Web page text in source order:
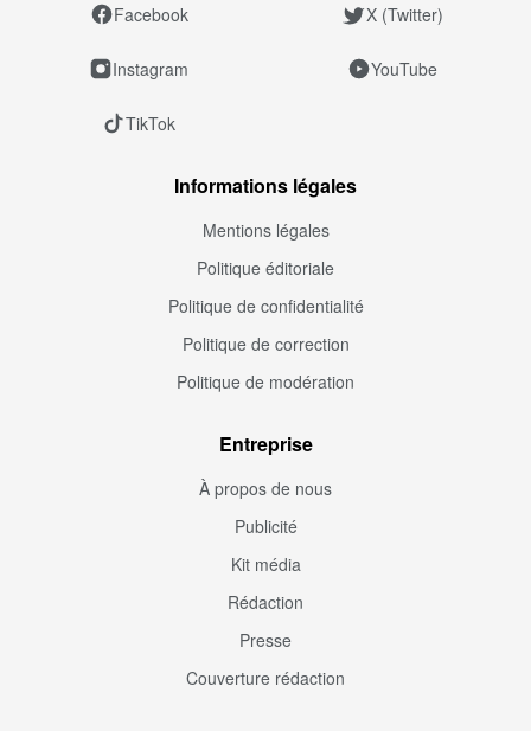
Facebook X (Twitter)
Instagram YouTube
TikTok
Informations légales
Mentions légales
Politique éditoriale
Politique de confidentialité
Politique de correction
Politique de modération
Entreprise
À propos de nous
Publicité
Kit média
Rédaction
Presse
Couverture rédaction